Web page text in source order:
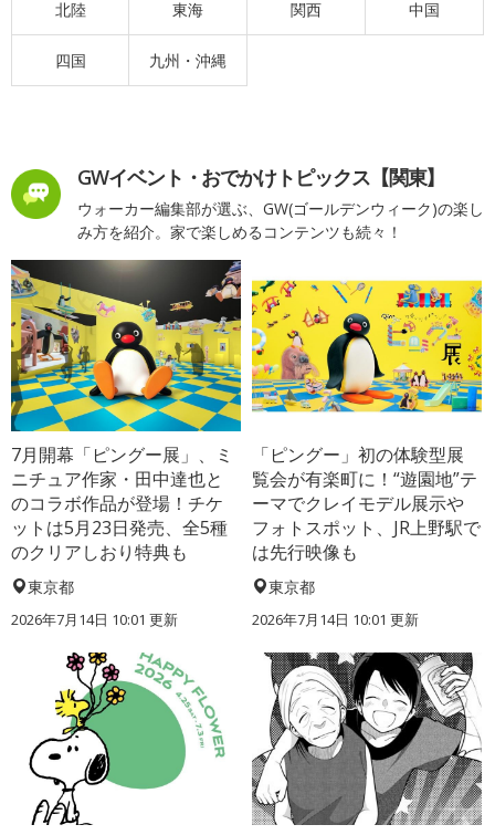
北陸 東海 関西 中国
四国 九州・沖縄
GWイベント・おでかけトピックス【関東】
ウォーカー編集部が選ぶ、GW(ゴールデンウィーク)の楽し
み方を紹介。家で楽しめるコンテンツも続々！
7月開幕「ピングー展」、ミ
ニチュア作家・田中達也と
のコラボ作品が登場！チケ
ットは5月23日発売、全5種
のクリアしおり特典も
東京都
2026年7月14日 10:01 更新
「ピングー」初の体験型展
覧会が有楽町に！“遊園地”テ
ーマでクレイモデル展示や
フォトスポット、JR上野駅で
は先行映像も
東京都
2026年7月14日 10:01 更新